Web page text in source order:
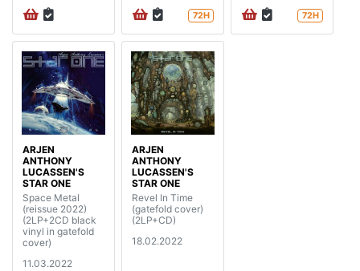
72H 72H
ARJEN
ANTHONY
LUCASSEN'S
STAR ONE
Space Metal
(reissue 2022)
(2LP+2CD black
vinyl in gatefold
cover)
11.03.2022
ARJEN
ANTHONY
LUCASSEN'S
STAR ONE
Revel In Time
(gatefold cover)
(2LP+CD)
18.02.2022